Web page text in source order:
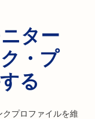
ター
・プ
る
プロファイルを維